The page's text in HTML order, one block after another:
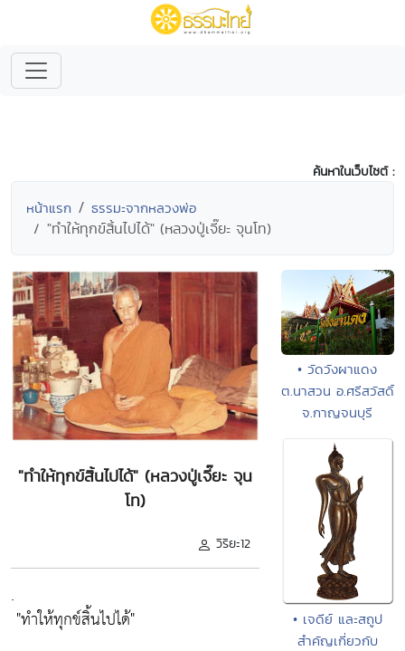
ค้นหาในเว็บไซต์ :
หน้าแรก ธรรมะจากหลวงพ่อ
"ทำให้ทุกข์สิ้นไปได้" (หลวงปู่เจี๊ยะ จุนโท)
"ทำให้ทุกข์สิ้นไปได้" (หลวงปู่เจี๊ยะ จุน
โท)
วิริยะ12
.
"ทำให้ทุกข์สิ้นไปได้"
• วัดวังผาแดง
ต.นาสวน อ.ศรีสวัสดิ์
จ.กาญจนบุรี
• เจดีย์ และสถูป
สำคัญเกี่ยวกับ